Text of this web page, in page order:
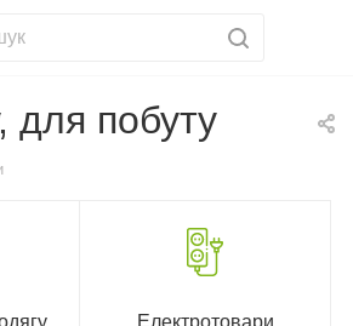
для побуту
Електротовари